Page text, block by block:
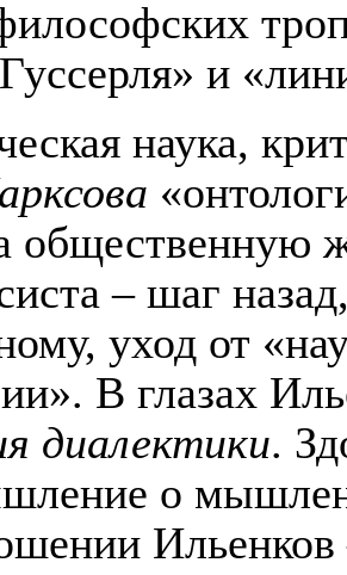
и
наука,
общественную
– шаг
уход от
В глазах
диалектики.
о